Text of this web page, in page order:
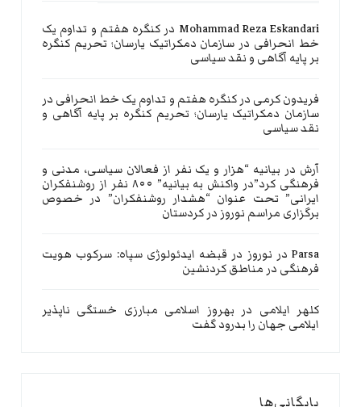
Mohammad Reza Eskandari در کنگره هفتم و تداوم یک
خط انحرافی در سازمان دمکراتیک یارسان؛ تحریم کنگره
بر پایه آگاهی و نقد سیاسی
فریدون کرمی درکنگره هفتم و تداوم یک خط انحرافی در
سازمان دمکراتیک یارسان؛ تحریم کنگره بر پایه آگاهی و
نقد سیاسی
آرش در بیانیه “هزار و یک نفر از فعالان سیاسی، مدنی و
فرهنگی کرد”در واکنش به بیانیه” ۸۰۰ نفر از روشنفکران
ایرانی” تحت عنوان “هشدار روشنفکران” در خصوص
برگزاری مراسم نوروز در کردستان
Parsa در نوروز در قبضه ایدئولوژی سپاه: سرکوب هویت
فرهنگی در مناطق کردنشین
کلهر ایلامی در بهروز اسلامی مبارزی خستگی ناپذیر
ایلامی جهان را بدرود گفت
بایگانی‌ها